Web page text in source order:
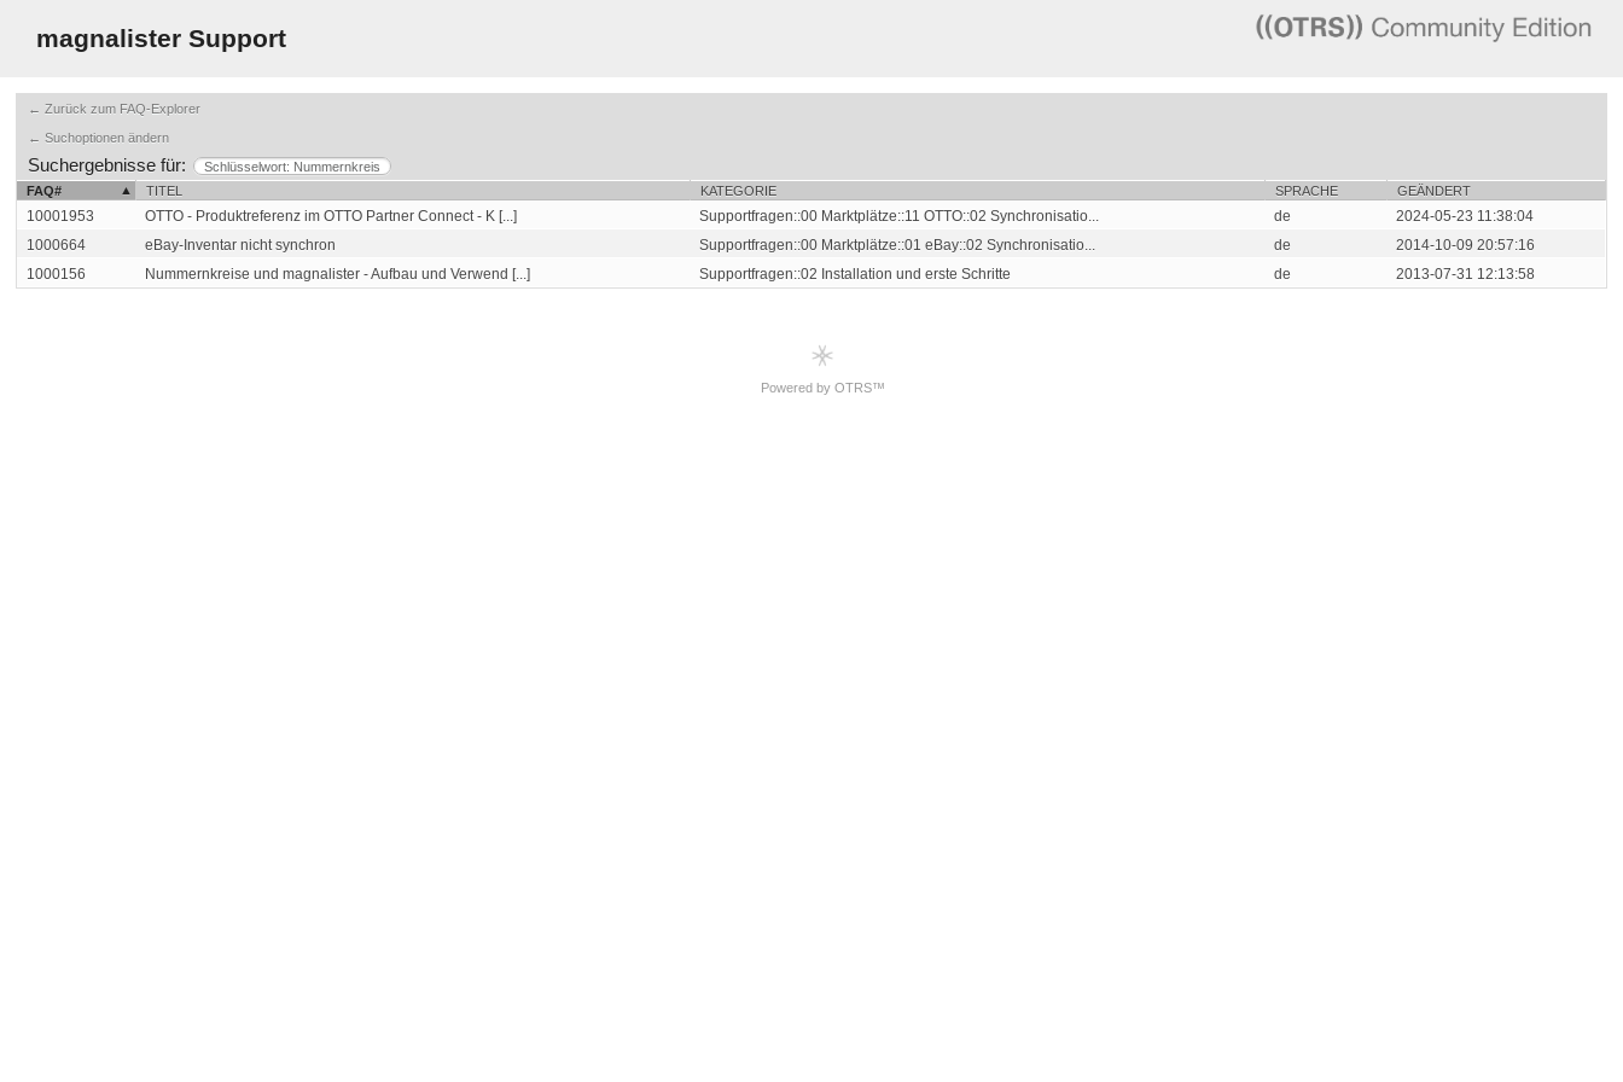
magnalister Support
← Zurück zum FAQ-Explorer
← Suchoptionen ändern
Suchergebnisse für:
Schlüsselwort: Nummernkreis
FAQ#
TITEL KATEGORIE SPRACHE GEÄNDERT
10001953 OTTO - Produktreferenz im OTTO Partner Connect - K [...] Supportfragen::00 Marktplätze::11 OTTO::02 Synchronisatio... de
2024-05-23 11:38:04
1000664
eBay-Inventar nicht synchron Supportfragen::00 Marktplätze::01 eBay::02 Synchronisatio... de
2014-10-09 20:57:16
1000156
Nummernkreise und magnalister - Aufbau und Verwend [...] Supportfragen::02 Installation und erste Schritte de 2013-07-31 12:13:58
Powered by OTRS™